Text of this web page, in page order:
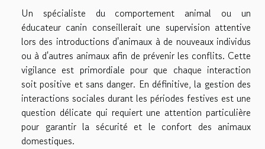
Un spécialiste du comportement animal ou un
éducateur canin conseillerait une supervision attentive
lors des introductions d'animaux à de nouveaux individus
ou à d'autres animaux afin de prévenir les conflits. Cette
vigilance est primordiale pour que chaque interaction
soit positive et sans danger. En définitive, la gestion des
interactions sociales durant les périodes festives est une
question délicate qui requiert une attention particulière
pour garantir la sécurité et le confort des animaux
domestiques.